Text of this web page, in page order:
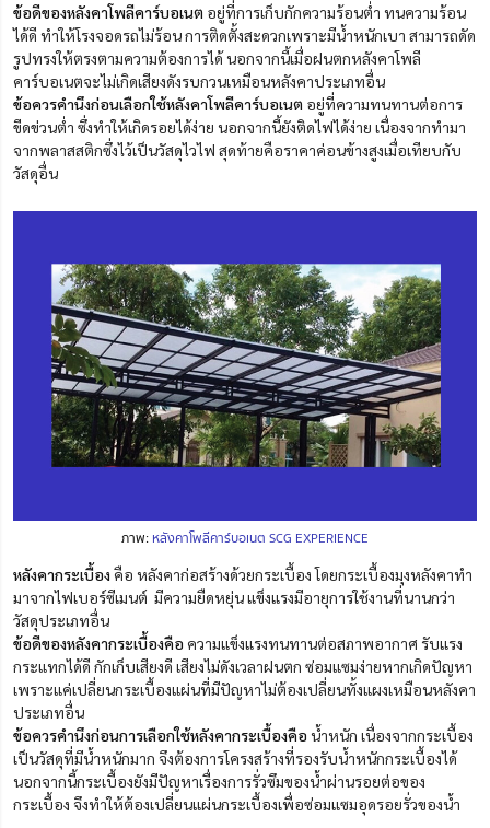
ข้อดีของหลังคาโพลีคาร์บอเนต อยู่ที่การเก็บกักความร้อนต่ำ ทนความร้อน
ได้ดี ทำให้โรงจอดรถไม่ร้อน การติดตั้งสะดวกเพราะมีน้ำหนักเบา สามารถดัด
รูปทรงให้ตรงตามความต้องการได้ นอกจากนี้เมื่อฝนตกหลังคาโพลี
คาร์บอเนตจะไม่เกิดเสียงดังรบกวนเหมือนหลังคาประเภทอื่น
ข้อควรคำนึงก่อนเลือกใช้หลังคาโพลีคาร์บอเนต อยู่ที่ความทนทานต่อการ
ขีดข่วนต่ำ ซึ่งทำให้เกิดรอยได้ง่าย นอกจากนี้ยังติดไฟได้ง่าย เนื่องจากทำมา
จากพลาสสติกซึ่งไว้เป็นวัสดุไวไฟ สุดท้ายคือราคาค่อนข้างสูงเมื่อเทียบกับ
วัสดุอื่น
ภาพ: หลังคาโพลีคาร์บอเนต SCG EXPERIENCE
หลังคากระเบื้อง คือ หลังคาก่อสร้างด้วยกระเบื้อง โดยกระเบื้องมุงหลังคาทำ
มาจากไฟเบอร์ซีเมนต์ มีความยืดหยุ่น แข็งแรงมีอายุการใช้งานที่นานกว่า
วัสดุประเภทอื่น
ข้อดีของหลังคากระเบื้องคือ ความแข็งแรงทนทานต่อสภาพอากาศ รับแรง
กระแทกได้ดี กักเก็บเสียงดี เสียงไม่ดังเวลาฝนตก ซ่อมแซมง่ายหากเกิดปัญหา
เพราะแค่เปลี่ยนกระเบื้องแผ่นที่มีปัญหาไม่ต้องเปลี่ยนทั้งแผงเหมือนหลังคา
ประเภทอื่น
ข้อควรคำนึงก่อนการเลือกใช้หลังคากระเบื้องคือ น้ำหนัก เนื่องจากกระเบื้อง
เป็นวัสดุที่มีน้ำหนักมาก จึงต้องการโครงสร้างที่รองรับน้ำหนักกระเบื้องได้
นอกจากนี้กระเบื้องยังมีปัญหาเรื่องการรั่วซึมของน้ำผ่านรอยต่อของ
กระเบื้อง จึงทำให้ต้องเปลี่ยนแผ่นกระเบื้องเพื่อซ่อมแซมอุดรอยรั่วของน้ำ